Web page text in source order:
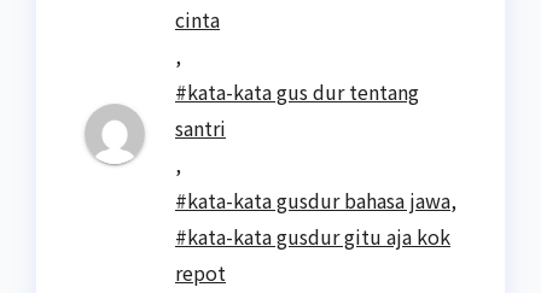
cinta
,
#kata-kata gus dur tentang
santri
,
#kata-kata gusdur bahasa jawa,
#kata-kata gusdur gitu aja kok
repot